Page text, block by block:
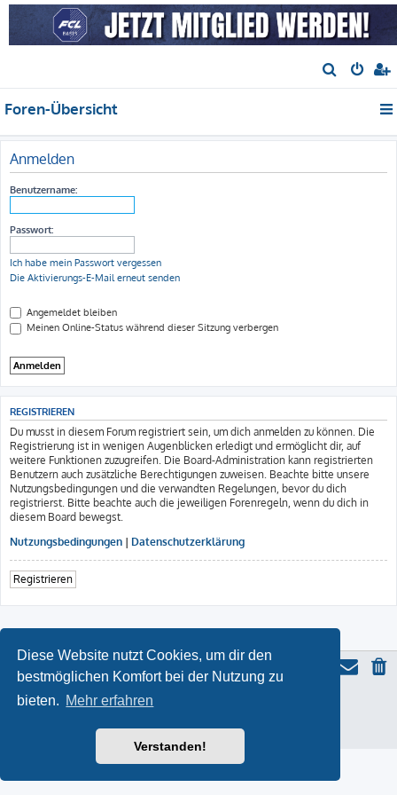
Diese Website nutzt Cookies, um dir den
bestmöglichen Komfort bei der Nutzung zu
bieten. Mehr erfahren
Verstanden!
u
h
Foren-Übersicht
Anmelden
Benutzername:
Passwort:
Ich habe mein Passwort vergessen
Die Aktivierungs-E-Mail erneut senden
Angemeldet bleiben
Meinen Online-Status während dieser Sitzung verbergen
REGISTRIEREN
Du musst in diesem Forum registriert sein, um dich anmelden zu können. Die
Registrierung ist in wenigen Augenblicken erledigt und ermöglicht dir, auf
weitere Funktionen zuzugreifen. Die Board-Administration kann registrierten
Benutzern auch zusätzliche Berechtigungen zuweisen. Beachte bitte unsere
Nutzungsbedingungen und die verwandten Regelungen, bevor du dich
registrierst. Bitte beachte auch die jeweiligen Forenregeln, wenn du dich in
diesem Board bewegst.
Nutzungsbedingungen | Datenschutzerklärung
Registrieren
ProLight Style by
Nutzungsbedingungen